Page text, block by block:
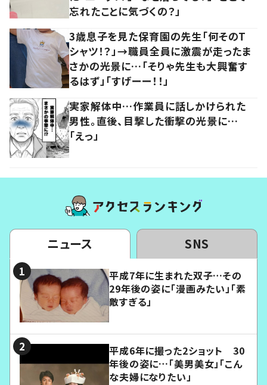
忘れたことに気づくの？」
3歳息子を見た保育園の先生「何そのT
シャツ！？」→職員全員に激震が走ったま
さかの光景に…「そりゃ先生も大興奮す
るはず」「すげーー！！」
実家解体中…作業員に話しかけられた
男性。直後、目撃した衝撃の光景に…
「えっ」
ニュース SNS
平成7年に生まれた双子…その
29年後の姿に「漫画みたい」「素
敵すぎる」
平成6年に撮った2ショット 30
年後の姿に…「美男美女」「こん
な夫婦になりたい」